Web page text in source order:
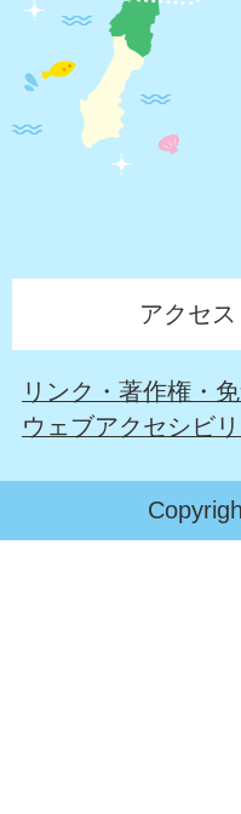
アクセス
リンク・著作権・
ウェブアクセシビ